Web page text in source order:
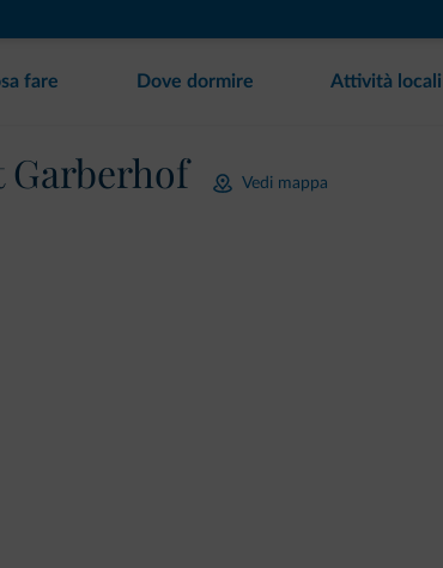
fare Dove dormire Attività locali
Garberhof Vedi mappa